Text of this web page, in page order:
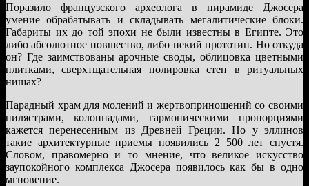
Поразило французского археолога в пирамиде Джосера
умение обрабатывать и складывать мегалитические блоки.
Габариты их до той эпохи не были известны в Египте. Это
либо абсолютное новшество, либо некий прототип. Но откуда
он? Где заимствованы арочные своды, облицовка цветными
плитками, сверхтщательная полировка стен в ритуальных
нишах?
Парадный храм для молений и жертвоприношений со своими
пилястрами, колоннадами, гармоническими пропорциями
кажется перенесенным из Древней Греции. Но у эллинов
такие архитектурные приемы появились 2 500 лет спустя.
Словом, правомерно и то мнение, что великое искусство
заупокойного комплекса Джосера появилось как бы в одно
мгновение.